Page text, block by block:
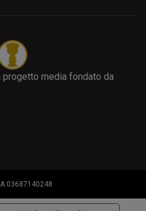
progetto media fondato da
03687140248